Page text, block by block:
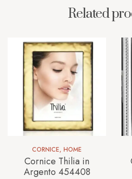
Related
CORNICE, HOME
Cornice Thilia in
Argento 454408